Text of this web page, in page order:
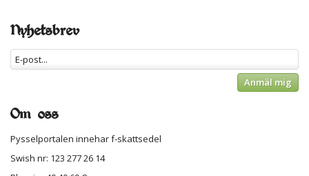
Nyhetsbrev
Anmäl mig
Om oss
Pysselportalen innehar f-skattsedel
Swish nr: 123 277 26 14